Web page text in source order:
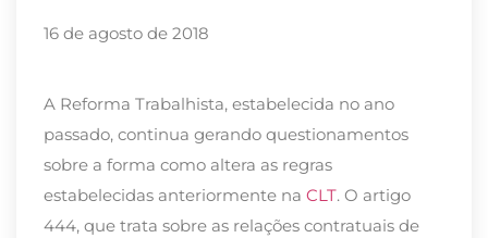
16 de agosto de 2018
A Reforma Trabalhista, estabelecida no ano
passado, continua gerando questionamentos
sobre a forma como altera as regras
estabelecidas anteriormente na CLT. O artigo
444, que trata sobre as relações contratuais de